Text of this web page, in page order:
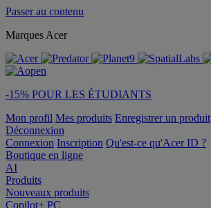
Passer au contenu
Marques Acer
-15% POUR LES ÉTUDIANTS
Mon profil Mes produits Enregistrer un produit
Déconnexion
Connexion Inscription Qu'est-ce qu'Acer ID ?
Boutique en ligne
AI
Produits
Nouveaux produits
Copilot+ PC